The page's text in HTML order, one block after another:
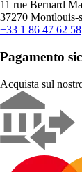
11 rue Bernard
37270 Montlouis-
+33 1 86 47 62 58
Pagamento
Acquista sul